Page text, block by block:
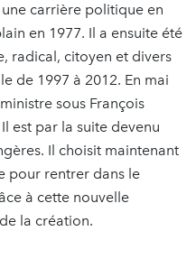
une carrière politique en
en 1977. Il a ensuite été
radical, citoyen et divers
de 1997 à 2012. En mai
sous François
est par la suite devenu
Il choisit maintenant
pour rentrer dans le
à cette nouvelle
la création.